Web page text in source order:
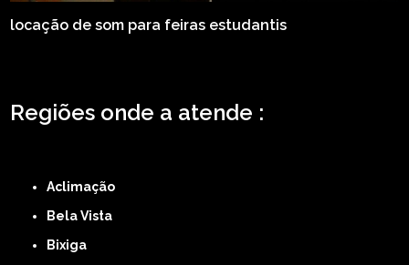
locação de som para feiras estudantis
Regiões onde a atende :
Aclimação
Bela Vista
Bixiga